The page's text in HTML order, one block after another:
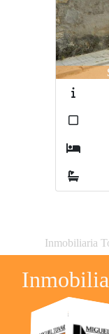
Inmobiliaria